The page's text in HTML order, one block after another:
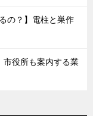
の？】電柱と巣作
役所も案内する業